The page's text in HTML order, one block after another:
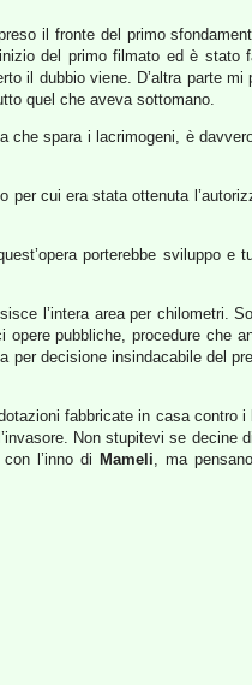
il fronte del primo
del primo filmato ed è stato
il dubbio viene. D’altra parte mi
quel che aveva sottomano.
che spara i lacrimogeni, è
per cui era stata ottenuta
porterebbe sviluppo e
l’intera area per chilometri.
pubbliche, procedure che
per decisione insindacabile del
fabbricate in casa contro i
Non stupitevi se decine
l’inno di Mameli, ma